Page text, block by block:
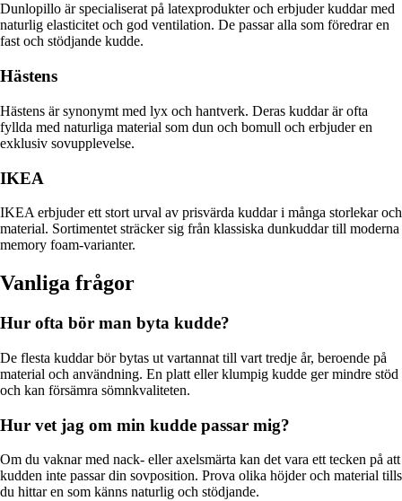
Dunlopillo är specialiserat på latexprodukter och erbjuder kuddar med
naturlig elasticitet och god ventilation. De passar alla som föredrar en
fast och stödjande kudde.
Hästens
Hästens är synonymt med lyx och hantverk. Deras kuddar är ofta
fyllda med naturliga material som dun och bomull och erbjuder en
exklusiv sovupplevelse.
IKEA
IKEA erbjuder ett stort urval av prisvärda kuddar i många storlekar och
material. Sortimentet sträcker sig från klassiska dunkuddar till moderna
memory foam-varianter.
Vanliga frågor
Hur ofta bör man byta kudde?
De flesta kuddar bör bytas ut vartannat till vart tredje år, beroende på
material och användning. En platt eller klumpig kudde ger mindre stöd
och kan försämra sömnkvaliteten.
Hur vet jag om min kudde passar mig?
Om du vaknar med nack- eller axelsmärta kan det vara ett tecken på att
kudden inte passar din sovposition. Prova olika höjder och material tills
du hittar en som känns naturlig och stödjande.